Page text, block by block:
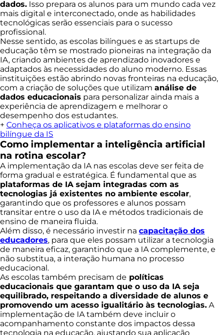
dados. Isso prepara os alunos para um mundo cada vez
mais digital e interconectado, onde as habilidades
tecnológicas serão essenciais para o sucesso
profissional.
Nesse sentido, as escolas bilíngues e as startups de
educação têm se mostrado pioneiras na integração da
IA, criando ambientes de aprendizado inovadores e
adaptados às necessidades do aluno moderno. Essas
instituições estão abrindo novas fronteiras na educação,
com a criação de soluções que utilizam análise de
dados educacionais para personalizar ainda mais a
experiência de aprendizagem e melhorar o
desempenho dos estudantes.
+ Conheça os aplicativos e plataformas do ensino
bilíngue da IS
Como implementar a inteligência artificial
na rotina escolar?
A implementação da IA nas escolas deve ser feita de
forma gradual e estratégica. É fundamental que as
plataformas de IA sejam integradas com as
tecnologias já existentes no ambiente escolar,
garantindo que os professores e alunos possam
transitar entre o uso da IA e métodos tradicionais de
ensino de maneira fluida.
Além disso, é necessário investir na capacitação dos
educadores, para que eles possam utilizar a tecnologia
de maneira eficaz, garantindo que a IA complemente, e
não substitua, a interação humana no processo
educacional.
As escolas também precisam de políticas
educacionais que garantam que o uso da IA seja
equilibrado, respeitando a diversidade de alunos e
promovendo um acesso igualitário às tecnologias. A
implementação de IA também deve incluir o
acompanhamento constante dos impactos dessa
tecnologia na educação, ajustando sua aplicação